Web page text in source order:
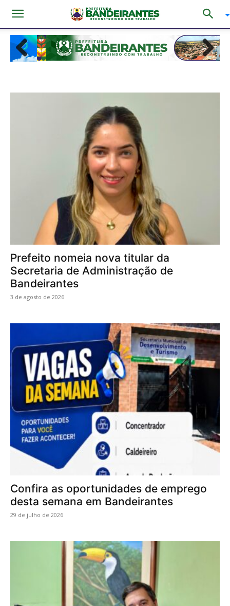
Previous
Prefeito nomeia nova titular da
Secretaria de Administração de
Bandeirantes
3 de agosto de 2026
Confira as oportunidades de emprego
desta semana em Bandeirantes
29 de julho de 2026